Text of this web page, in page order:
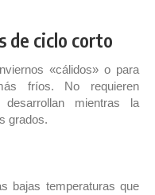
de ciclo corto
«cálidos» o para
fríos. No requieren
mientras la
grados.
bajas temperaturas que